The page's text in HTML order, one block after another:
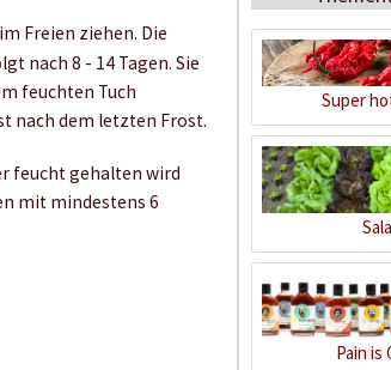
Freien ziehen. Die
nach 8 - 14 Tagen. Sie
feuchten Tuch
nach dem letzten Frost.
feucht gehalten wird
mit mindestens 6
Inhalt1
Jetzt
Super
Pain is